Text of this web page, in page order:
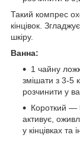
Такий компрес
кінцівок.
шкіру.
Ванна:
1 чайну
змішати з 3-5
розчинити у
Короткий —
активує,
у кінцівках та